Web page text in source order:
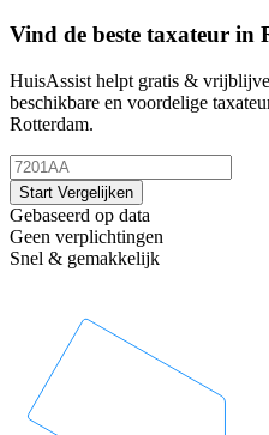
Vind de beste taxateur in
HuisAssist helpt gratis &
beschikbare en voordelige
Rotterdam.
Start Vergelijken
Gebaseerd op data
Geen verplichtingen
Snel & gemakkelijk